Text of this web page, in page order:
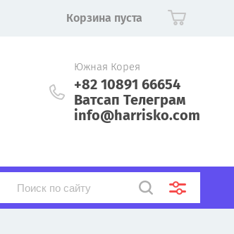
Корзина пуста
Южная Корея
+82 10891 66654
Ватсап Телеграм
info@harrisko.com